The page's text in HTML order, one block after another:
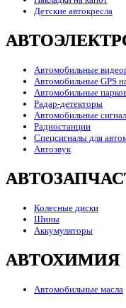
Детские автокресла
Автомобильные
Автомобильные GPS
Автомобильные
Радар-детекторы
Автомобильные
Радиостанции
Спецсигналы для
Автозвук
Колесные диски
Шины
Аккумуляторы
АВТОХИМИЯ
Автомобильные масла